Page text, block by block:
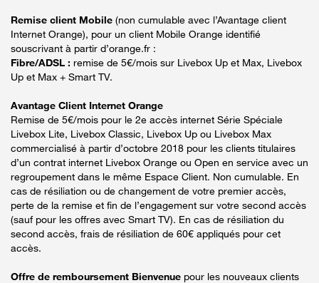
Remise client Mobile (non cumulable avec l’Avantage client
Internet Orange), pour un client Mobile Orange identifié
souscrivant à partir d’orange.fr :
Fibre/ADSL : remise de 5€/mois sur Livebox Up et Max, Livebox
Up et Max + Smart TV.
Avantage Client Internet Orange
Remise de 5€/mois pour le 2e accès internet Série Spéciale
Livebox Lite, Livebox Classic, Livebox Up ou Livebox Max
commercialisé à partir d’octobre 2018 pour les clients titulaires
d’un contrat internet Livebox Orange ou Open en service avec un
regroupement dans le même Espace Client. Non cumulable. En
cas de résiliation ou de changement de votre premier accès,
perte de la remise et fin de l’engagement sur votre second accès
(sauf pour les offres avec Smart TV). En cas de résiliation du
second accès, frais de résiliation de 60€ appliqués pour cet
accès.
Offre de remboursement Bienvenue pour les nouveaux clients